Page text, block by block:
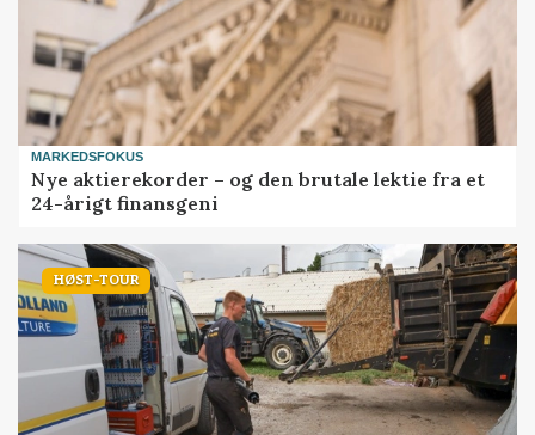
MARKEDSFOKUS
Nye aktierekorder – og den brutale lektie fra et
24-årigt finansgeni
HØST-TOUR